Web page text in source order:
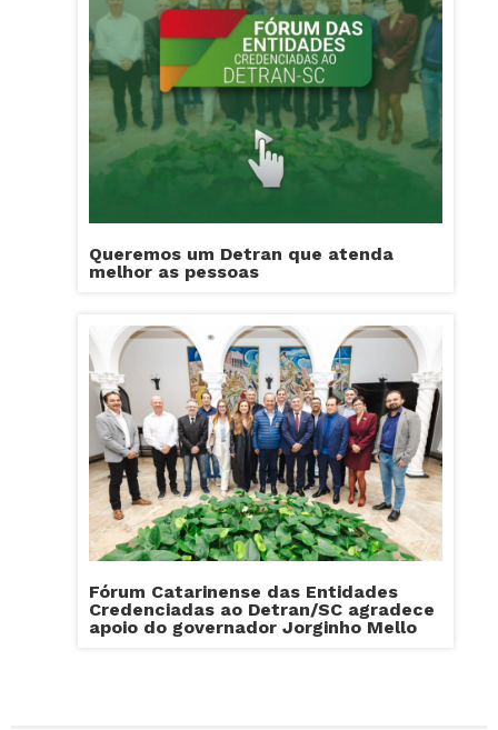
Queremos um Detran que atenda
melhor as pessoas
Fórum Catarinense das Entidades
Credenciadas ao Detran/SC agradece
apoio do governador Jorginho Mello